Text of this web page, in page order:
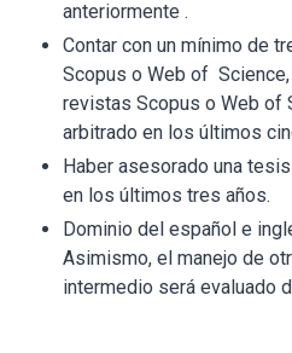
anteriormente .
Contar con un mínimo de
Scopus o Web of
revistas Scopus o Web of
arbitrado en los últimos
Haber asesorado una
en los últimos tres años.
Dominio del español e
Asimismo, el manejo de
intermedio será evaluado